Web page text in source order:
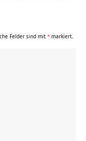
Felder sind mit * markiert.